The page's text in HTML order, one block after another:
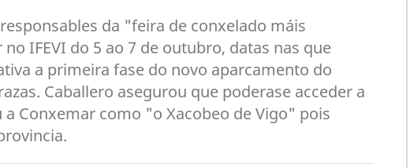
da "feira de conxelado máis
IFEVI do 5 ao 7 de outubro, datas nas que
a primeira fase do novo aparcamento do
Caballero asegurou que poderase acceder a
Conxemar como "o Xacobeo de Vigo" pois